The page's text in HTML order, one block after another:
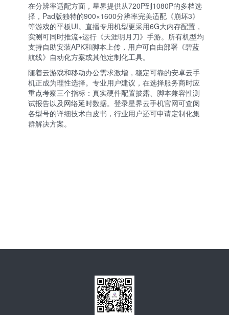
在分辨率适配方面，星界提供从720P到1080P的多档选
择，Pad版独特的900×1600分辨率完美适配《崩坏3》
等游戏的平板UI。直播专用机型更采用6G大内存配置，
实测可同时推流+运行《天涯明月刀》手游。所有机型均
支持自助安装APK和脚本上传，用户可自由部署《碧蓝
航线》自动化方案或其他定制化工具。
随着云游戏和移动办公需求激增，稳定可靠的安卓云手
机正成为理性选择。专业用户建议，在选择服务商时应
重点考察三个指标：真实硬件配置披露、脚本兼容性测
试报告以及网络延时数据。登录星界云手机官网可查阅
各型号的详细技术白皮书，行业用户还可申请定制化集
群解决方案。